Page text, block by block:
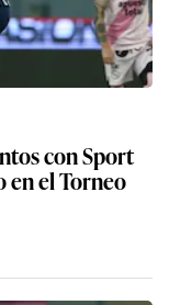
con Sport
en el Torneo